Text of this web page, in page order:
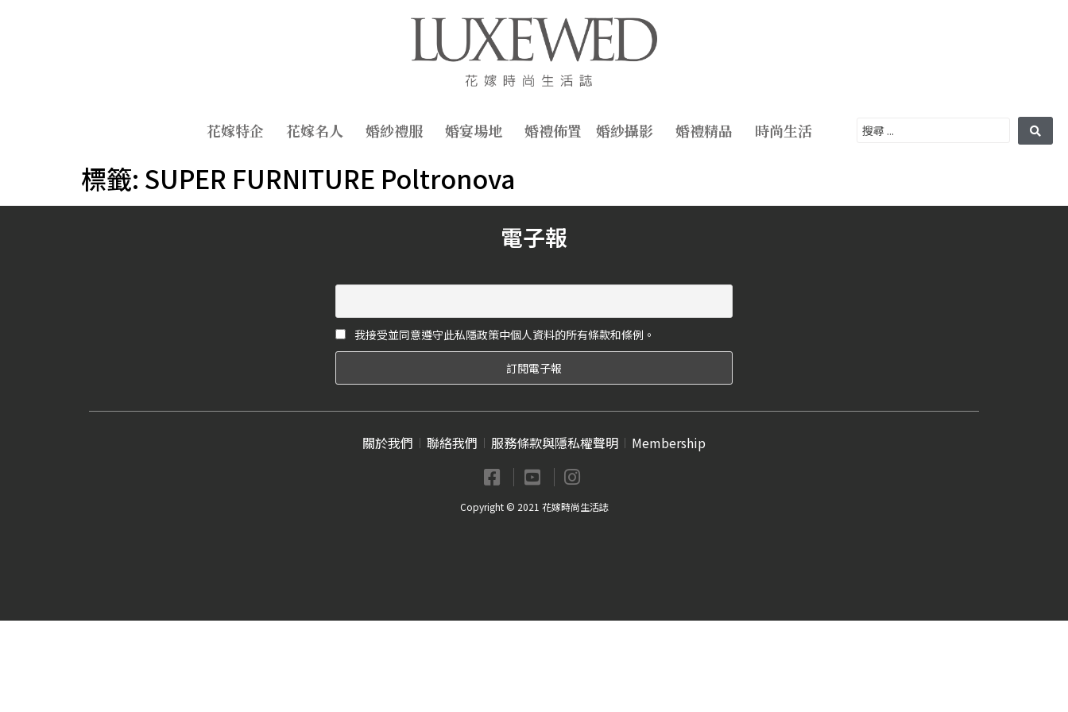
花嫁特企 花嫁名人 婚紗禮服 婚宴場地 婚禮佈置 婚紗攝影 婚禮精品 時尚生活
標籤: SUPER FURNITURE Poltronova
電子報
我接受並同意遵守此私隱政策中個人資料的所有條款和條例。
關於我們 聯絡我們 服務條款與隱私權聲明 Membership
Copyright © 2021 花嫁時尚生活誌